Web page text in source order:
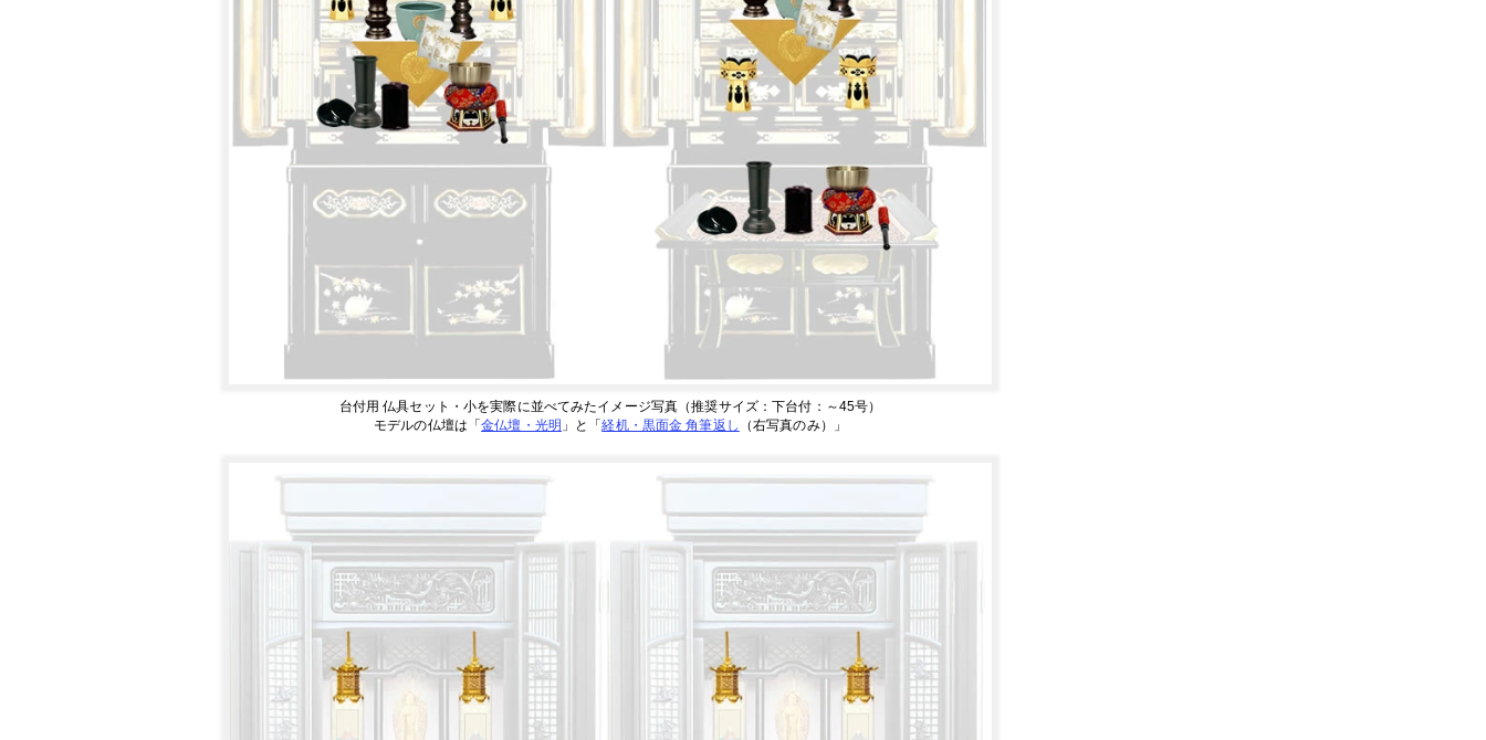
台付用 仏具セット・小を実際に並べてみたイメージ写真（推奨サイズ：下台付：～45号）
モデルの仏壇は「金仏壇・光明 」と「経机・黒面金 角筆返し （右写真のみ）」